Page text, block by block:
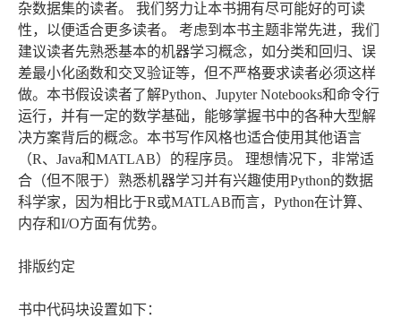
杂数据集的读者。 我们努力让本书拥有尽可能好的可读
性，以便适合更多读者。 考虑到本书主题非常先进，我们
建议读者先熟悉基本的机器学习概念，如分类和回归、误
差最小化函数和交叉验证等，但不严格要求读者必须这样
做。本书假设读者了解Python、Jupyter Notebooks和命令行
运行，并有一定的数学基础，能够掌握书中的各种大型解
决方案背后的概念。本书写作风格也适合使用其他语言
（R、Java和MATLAB）的程序员。 理想情况下，非常适
合（但不限于）熟悉机器学习并有兴趣使用Python的数据
科学家，因为相比于R或MATLAB而言，Python在计算、
内存和I/O方面有优势。
排版约定
书中代码块设置如下：